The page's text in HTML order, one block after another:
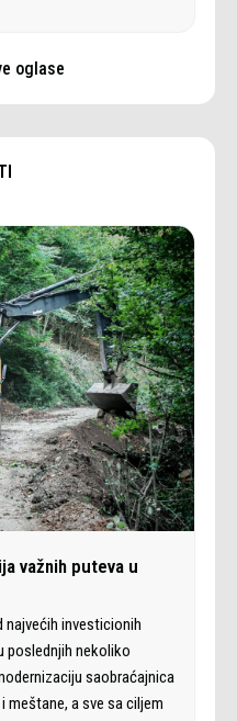
oglase
važnih puteva u
najvećih investicionih
poslednjih nekoliko
saobraćajnica
meštane, a sve sa ciljem